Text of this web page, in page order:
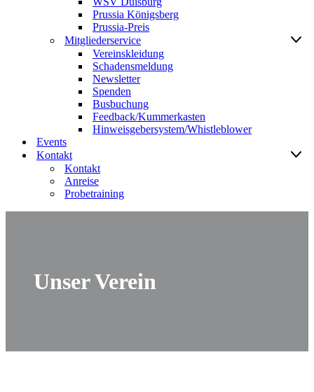
Prussia Königsberg
Prussia-Preis
Mitgliederservice
Vereinskleidung
Schadensmeldung
Newsletter
Spenden
Busbuchung
Feedback/Kummerkasten
Hinweisgebersystem/Whistleblower
Events
Kontakt
Kontakt
Anreise
Probetraining
Unser Verein